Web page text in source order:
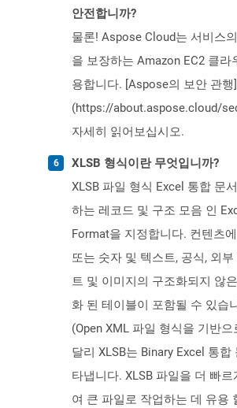
안전합니까?
물론! Aspose Cloud는 서비스
을 보장하는 Amazon EC2 클라
용합니다. [Aspose의 보안 관행]
(https://about.aspose.cloud/
자세히 읽어보십시오.
XLSB 형식이란 무엇입니까?
XLSB 파일 형식 Excel 통합 문
하는 레코드 및 구조 모음 인
Format을 지정합니다. 컨텐츠
또는 숫자 및 텍스트, 공식, 외
트 및 이미지의 구조화되지 않
화 된 테이블이 포함될 수 있습
(Open XML 파일 형식을 기반으
달리 XLSB는 Binary Excel 통
타냅니다. XLSB 파일을 더 빠
여 큰 파일로 작업하는 데 유용